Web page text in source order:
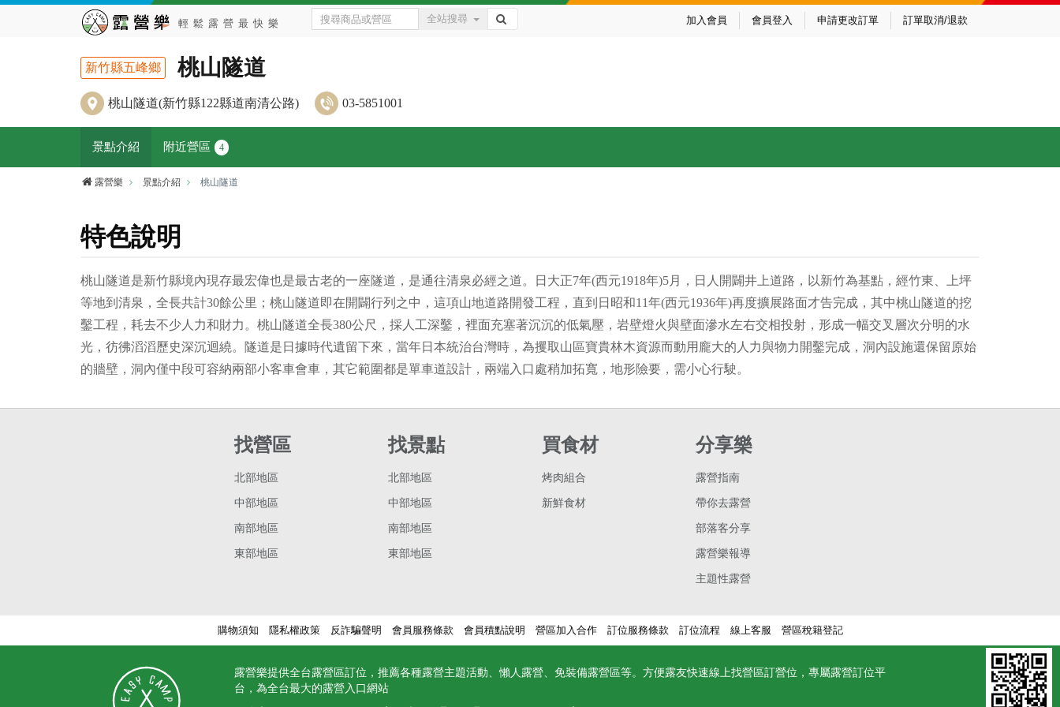
全站搜尋 加入會員 會員登入 申請更改訂單 訂單取消/退款
新竹縣五峰鄉 桃山隧道
桃山隧道(新竹縣122縣道南清公路) 03-5851001
景點介紹 附近營區 4
露營樂 景點介紹 桃山隧道
特色說明
桃山隧道是新竹縣境內現存最宏偉也是最古老的一座隧道，是通往清泉必經之道。日大正7年(西元1918年)5月，日人開闢井上道路，以新竹為基點，經竹東、上坪
等地到清泉，全長共計30餘公里；桃山隧道即在開闢行列之中，這項山地道路開發工程，直到日昭和11年(西元1936年)再度擴展路面才告完成，其中桃山隧道的挖
鑿工程，耗去不少人力和財力。桃山隧道全長380公尺，採人工深鑿，裡面充塞著沉沉的低氣壓，岩壁燈火與壁面滲水左右交相投射，形成一幅交叉層次分明的水
光，彷彿滔滔歷史深沉迴繞。隧道是日據時代遺留下來，當年日本統治台灣時，為攫取山區寶貴林木資源而動用龐大的人力與物力開鑿完成，洞內設施還保留原始
的牆壁，洞內僅中段可容納兩部小客車會車，其它範圍都是單車道設計，兩端入口處稍加拓寬，地形險要，需小心行駛。
找營區
北部地區
中部地區
南部地區
東部地區
找景點
北部地區
中部地區
南部地區
東部地區
買食材
烤肉組合
新鮮食材
分享樂
露營指南
帶你去露營
部落客分享
露營樂報導
主題性露營
購物須知 隱私權政策 反詐騙聲明 會員服務條款 會員積點說明 營區加入合作 訂位服務條款 訂位流程 線上客服 營區稅籍登記
露營樂提供全台露營區訂位，推薦各種露營主題活動、懶人露營、免裝備露營區等。方便露友快速線上找營區訂營位，專屬露營訂位平
台，為全台最大的露營入口網站